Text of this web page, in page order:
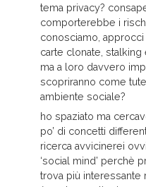
tema privacy?
comporterebbe i
conosciamo, approcci
carte clonate, stalking
ma a loro davvero
scopriranno come
ambiente sociale?
ho spaziato ma
po’ di concetti
ricerca avvicinerei
‘social mind’ perchè
trova più